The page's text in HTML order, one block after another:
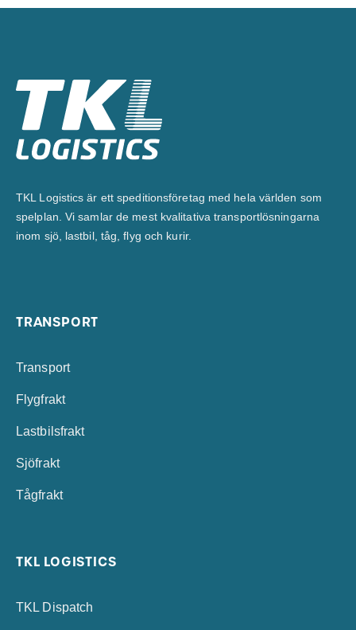
TKL Logistics är ett speditionsföretag med hela världen som
spelplan. Vi samlar de mest kvalitativa transportlösningarna
inom sjö, lastbil, tåg, flyg och kurir.
TRANSPORT
Transport
Flygfrakt
Lastbilsfrakt
Sjöfrakt
Tågfrakt
TKL LOGISTICS
TKL Dispatch